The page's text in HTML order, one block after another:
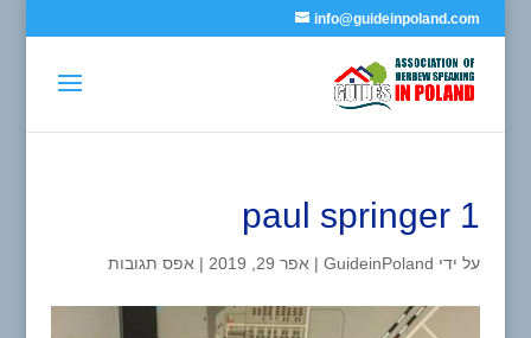
info@guideinpoland.com
paul springer 1
על ידי GuideinPoland
| אפר 29, 2019 | אפס תגובות